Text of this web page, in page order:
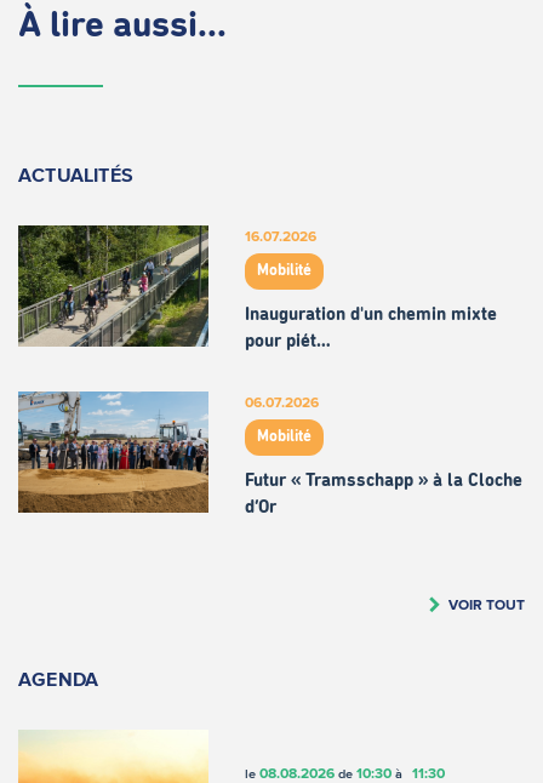
À lire aussi...
ACTUALITÉS
16.07.2026
Mobilité
Inauguration d'un chemin mixte
pour piét…
06.07.2026
Mobilité
Futur « Tramsschapp » à la Cloche
d’Or
VOIR TOUT
AGENDA
le 08.08.2026de 10:30à 11:30